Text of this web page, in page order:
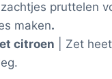
pruttelen
maken.
citroen | Zet